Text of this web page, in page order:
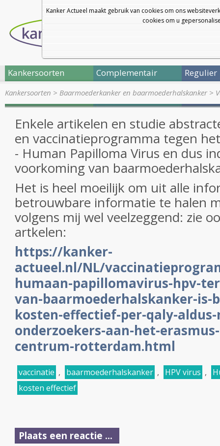
Kanker Actueel maakt gebruik van cookies om ons
cookies om u
Kankersoorten Complementair Regulier
Kankersoorten > Baarmoederkanker en baarmoederhalskanker>
Enkele artikelen en studie
en vaccinatieprogramma tegen
- Human Papilloma Virus en dus
voorkoming van
Het is heel moeilijk om uit alle
betrouwbare informatie te halen
volgens mij wel veelzeggend: zie
artkelen:
https://kanker-
actueel.nl/NL/
humaan-papillomavirus-hpv-
van-baarmoederhalskanker-is-
kosten-effectief-per-qaly-
onderzoekers-aan-het-
centrum-rotterdam.html
vaccinatie , baarmoederhalskanker , HPV virus ,
kosten effectief
Plaats een reactie ...